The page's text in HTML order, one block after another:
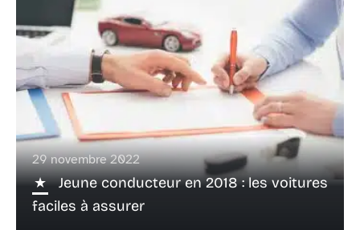
29 novembre 2022
Jeune conducteur en 2018 : les voitures
faciles à assurer